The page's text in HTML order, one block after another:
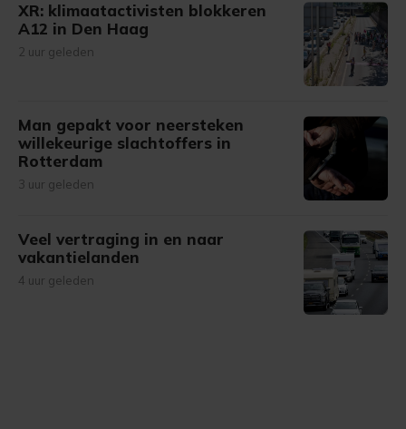
XR: klimaatactivisten blokkeren
A12 in Den Haag
2 uur geleden
Man gepakt voor neersteken
willekeurige slachtoffers in
Rotterdam
3 uur geleden
Veel vertraging in en naar
vakantielanden
4 uur geleden